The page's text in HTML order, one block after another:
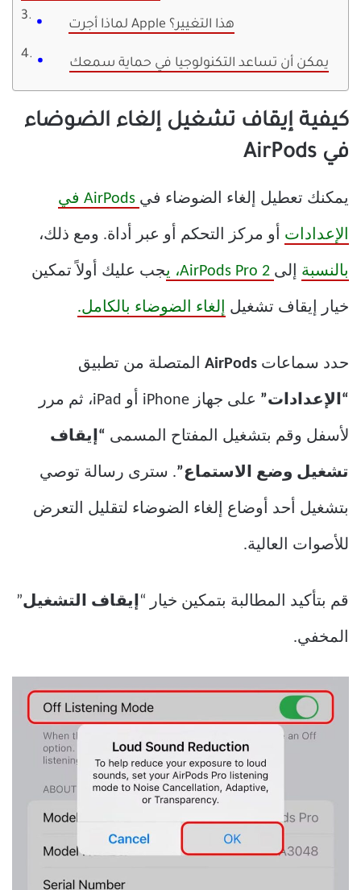
لماذا أجرت Apple هذا التغيير؟
يمكن أن تساعد التكنولوجيا في حماية سمعك
كيفية إيقاف تشغيل إلغاء الضوضاء
في AirPods
يمكنك تعطيل إلغاء الضوضاء في AirPods في
الإعدادات أو مركز التحكم أو عبر أداة. ومع ذلك،
بالنسبة إلى جب عليك أولاً تمكين
خيار إيقاف تشغيل إلغاء الضوضاء بالكامل.
حدد سماعات AirPods المتصلة من تطبيق
“الإعدادات” على جهاز iPhone أو iPad، ثم مرر
لأسفل وقم بتشغيل المفتاح المسمى “إيقاف
تشغيل وضع الاستماع”. سترى رسالة توصي
بتشغيل أحد أوضاع إلغاء الضوضاء لتقليل التعرض
للأصوات العالية.
قم بتأكيد المطالبة بتمكين خيار “ إيقاف التشغيل”
المخفي.